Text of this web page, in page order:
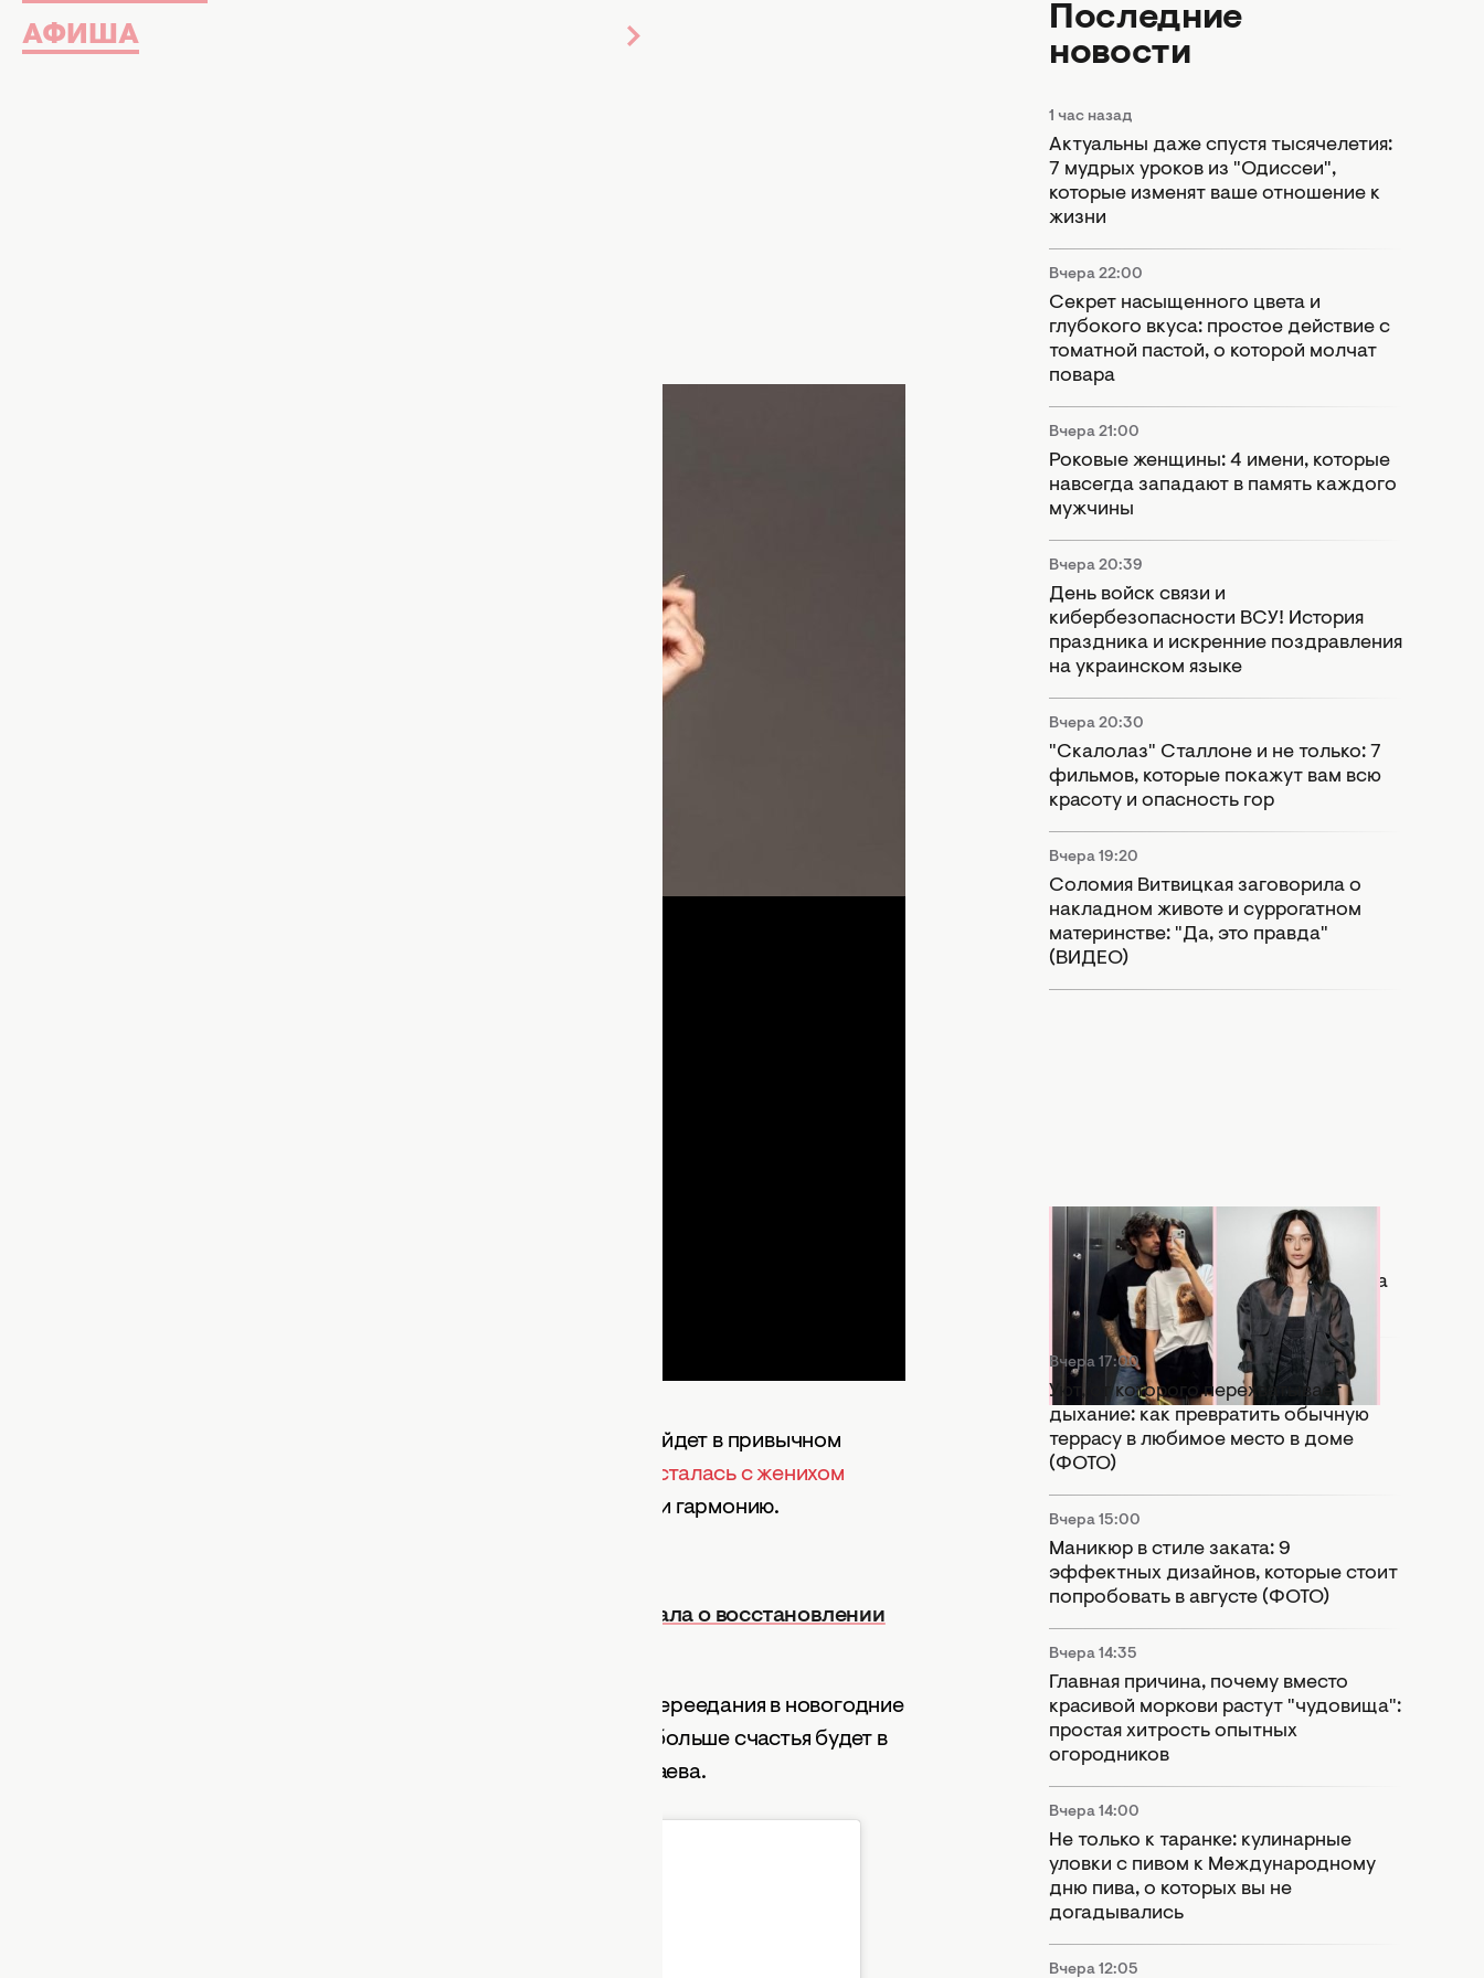
АФИША
Алены Водонаевой
раньше, телеведущая решила установить живую ель. Праздничное дерево
знаменитости помогли украшать ее родная мама, а также 8-летний
Несмотря на то, что в Новый Год Алена Водонаева войдет в привычном
рассталась с женихом
накануне свадьбы), знаменитость излучает позитив и гармонию.
Алена Водонаева похвасталась новой грудью и рассказала о восстановлении
И не забывает шутить по поводу знакомого многим переедания в новогодние
праздники. "Чем больше сегодня съесть бизе — тем больше счастья будет в
Новом Году", — резюмировала в видеоролике Водонаева.
Последние
новости
1 час назад
Актуальны даже спустя тысячелетия:
7 мудрых уроков из "Одиссеи",
которые изменят ваше отношение к
жизни
Вчера 22:00
Секрет насыщенного цвета и
глубокого вкуса: простое действие с
томатной пастой, о которой молчат
повара
Вчера 21:00
Роковые женщины: 4 имени, которые
навсегда западают в память каждого
мужчины
Вчера 20:39
День войск связи и
кибербезопасности ВСУ! История
праздника и искренние поздравления
на украинском языке
Вчера 20:30
"Скалолаз" Сталлоне и не только: 7
фильмов, которые покажут вам всю
красоту и опасность гор
Вчера 19:20
Соломия Витвицкая заговорила о
накладном животе и суррогатном
материнстве: "Да, это правда"
(ВИДЕО)
Вчера 17:56
Копия бывшей: в Сети активно
сравнивают новую девушку Дантеса
с Дорофеевой (ФОТО)
Вчера 17:00
Уют, от которого перехватывает
дыхание: как превратить обычную
террасу в любимое место в доме
(ФОТО)
Вчера 15:00
Маникюр в стиле заката: 9
эффектных дизайнов, которые стоит
попробовать в августе (ФОТО)
Вчера 14:35
Главная причина, почему вместо
красивой моркови растут "чудовища":
простая хитрость опытных
огородников
Вчера 14:00
Не только к таранке: кулинарные
уловки с пивом к Международному
дню пива, о которых вы не
догадывались
Вчера 12:05